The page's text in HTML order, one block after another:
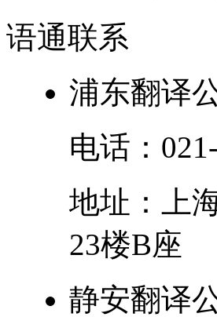
语通联系
浦东翻译
电话：
地址：
上
23楼B座
静安翻译